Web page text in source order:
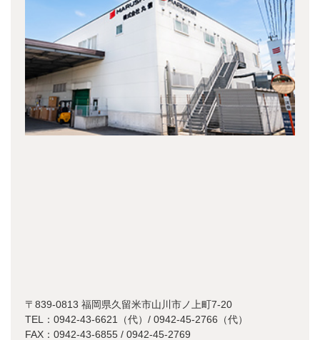
〒839-0813 福岡県久留米市山川市ノ上町7-20
TEL：0942-43-6621（代）/ 0942-45-2766（代）
FAX：0942-43-6855 / 0942-45-2769